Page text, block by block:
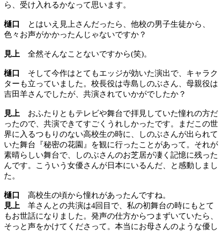
ら、受け入れるかなって思います。
樋口
とはいえ見上さんだったら、他校の男子生徒から、
色々お声がかかったんじゃないですか？
見上 全然そんなことないですから(笑)。
樋口
そして今作はとてもエッジが効いた演出で、キャラク
ターも立っていました。校長役は寺島しのぶさん、母親役は
吉田羊さんでしたが、共演されていかがでしたか？
見上 おふたりともテレビや舞台で拝見していた憧れの方だ
ったので、共演できてすごくうれしかったです。まだこの世
界に入るつもりのない高校生の時に、しのぶさんが出られて
いた舞台『秘密の花園』を観に行ったことがあって。それが
素晴らしい舞台で、しのぶさんのお芝居が凄く記憶に残った
んです。こういう女優さんが日本にいるんだ、と感動しまし
た。
樋口
高校生の頃から憧れがあったんですね。
見上 羊さんとの共演は4回目で、私の初舞台の時にもとて
もお世話になりました。発声の仕方からつまずいていたら、
そっと声をかけてくださって。本当にお母さんのような優し